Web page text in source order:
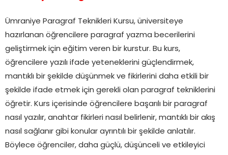
Ümraniye Paragraf Teknikleri Kursu, üniversiteye
hazırlanan öğrencilere paragraf yazma becerilerini
geliştirmek için eğitim veren bir kurstur. Bu kurs,
öğrencilere yazılı ifade yeteneklerini güçlendirmek,
mantıklı bir şekilde düşünmek ve fikirlerini daha etkili bir
şekilde ifade etmek için gerekli olan paragraf tekniklerini
öğretir. Kurs içerisinde öğrencilere başarılı bir paragraf
nasıl yazılır, anahtar fikirleri nasıl belirlenir, mantıklı bir akış
nasıl sağlanır gibi konular ayrıntılı bir şekilde anlatılır.
Böylece öğrenciler, daha güçlü, düşünceli ve etkileyici